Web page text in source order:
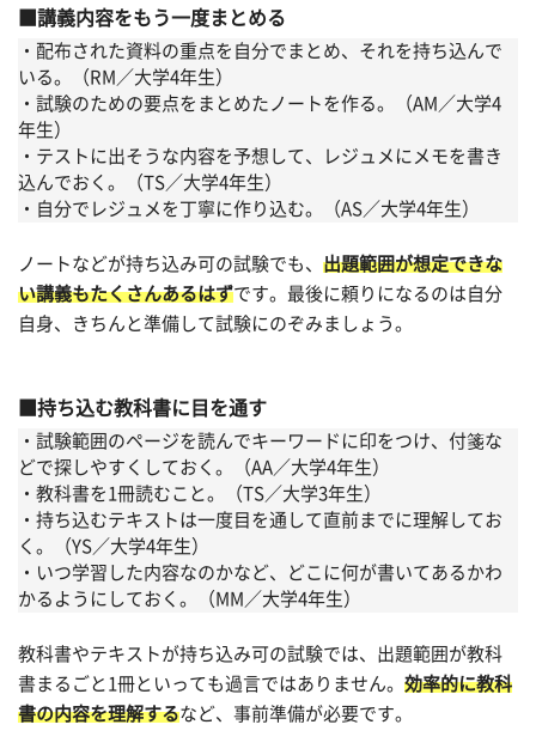
講義内容をもう一度まとめる
・配布された資料の重点を自分でまとめ、それを持ち込んで
いる。（RM／大学4年生）
・試験のための要点をまとめたノートを作る。（AM／大学4
年生）
・テストに出そうな内容を予想して、レジュメにメモを書き
込んでおく。（TS／大学4年生）
・自分でレジュメを丁寧に作り込む。（AS／大学4年生）
ノートなどが持ち込み可の試験でも、 出題範囲が想定できな
い講義もたくさんあるはずです。最後に頼りになるのは自分
自身、きちんと準備して試験にのぞみましょう。
持ち込む教科書に目を通す
・試験範囲のページを読んでキーワードに印をつけ、付箋な
どで探しやすくしておく。（AA／大学4年生）
・教科書を1冊読むこと。（TS／大学3年生）
・持ち込むテキストは一度目を通して直前までに理解してお
く。（YS／大学4年生）
・いつ学習した内容なのかなど、どこに何が書いてあるかわ
かるようにしておく。（MM／大学4年生）
教科書やテキストが持ち込み可の試験では、出題範囲が教科
書まるごと1冊といっても過言ではありません。 効率的に教科
書の内容を理解するなど、事前準備が必要です。